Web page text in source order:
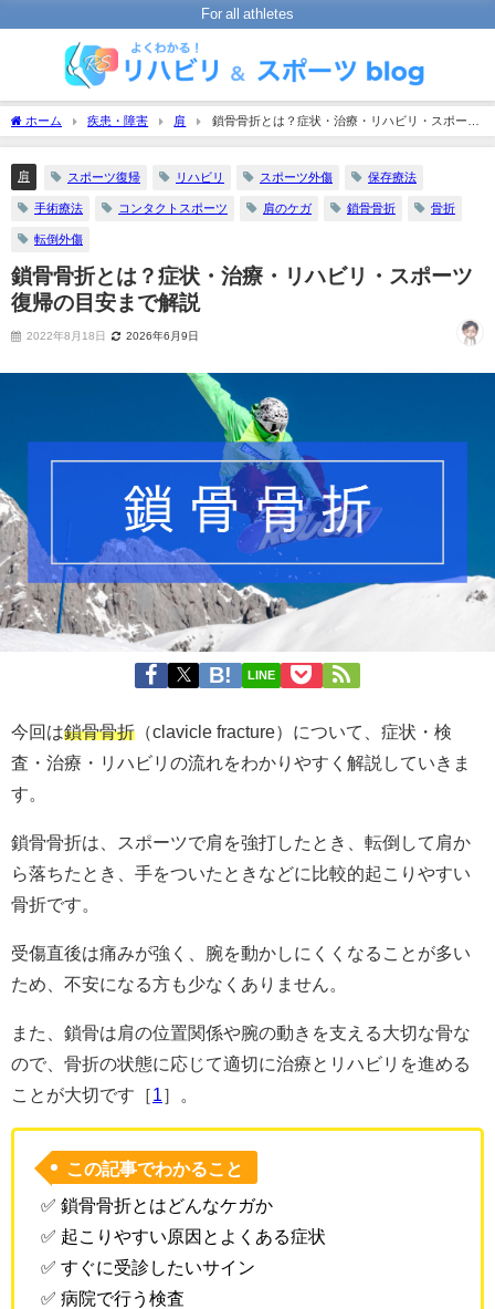
For all athletes
ホーム 疾患・障害 肩
鎖骨骨折とは？症状・治療・リハビリ・スポーツ
復帰の目安まで解説
肩 スポーツ復帰 リハビリ スポーツ外傷 保存療法
手術療法 コンタクトスポーツ 肩のケガ 鎖骨骨折 骨折
転倒外傷
鎖骨骨折とは？症状・治療・リハビリ・スポーツ
復帰の目安まで解説
2022年8月18日 2026年6月9日
LINE
今回は鎖骨骨折 （clavicle fracture）について、症状・検
査・治療・リハビリの流れをわかりやすく解説していきま
す。
鎖骨骨折は、スポーツで肩を強打したとき、転倒して肩か
ら落ちたとき、手をついたときなどに比較的起こりやすい
骨折です。
受傷直後は痛みが強く、腕を動かしにくくなることが多い
ため、不安になる方も少なくありません。
また、鎖骨は肩の位置関係や腕の動きを支える大切な骨な
ので、骨折の状態に応じて適切に治療とリハビリを進める
ことが大切です［1］。
この記事でわかること
✅ 鎖骨骨折とはどんなケガか
✅ 起こりやすい原因とよくある症状
✅ すぐに受診したいサイン
✅ 病院で行う検査